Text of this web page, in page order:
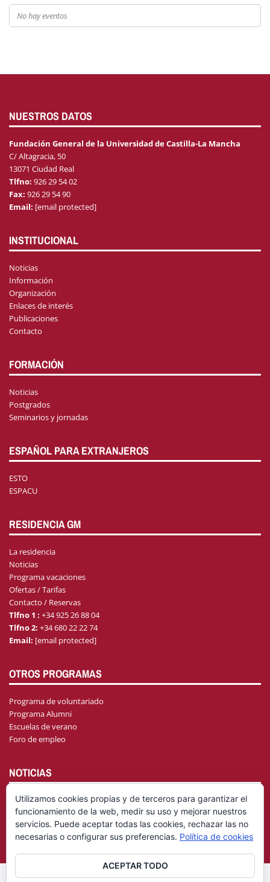
No hay eventos
NUESTROS DATOS
Fundación General de la Universidad de Castilla-La Mancha
C/ Altagracia, 50
13071 Ciudad Real
Tlfno: 926 29 54 02
Fax: 926 29 54 90
Email: [email protected]
INSTITUCIONAL
Noticias
Información
Organización
Enlaces de interés
Publicaciones
Contacto
FORMACIÓN
Noticias
Postgrados
Seminarios y jornadas
ESPAÑOL PARA EXTRANJEROS
ESTO
ESPACU
RESIDENCIA GM
La residencia
Noticias
Programa vacaciones
Ofertas / Tarifas
Contacto / Reservas
Tlfno 1 : +34 925 26 88 04
Tlfno 2: +34 680 22 22 74
Email: [email protected]
OTROS PROGRAMAS
Programa de voluntariado
Programa Alumni
Escuelas de verano
Foro de empleo
NOTICIAS
AGENDA
Utilizamos cookies propias y de terceros para garantizar el
funcionamiento de la web, medir su uso y mejorar nuestros
servicios. Puede aceptar todas las cookies, rechazar las no
necesarias o configurar sus preferencias. Política de cookies
ACEPTAR TODO